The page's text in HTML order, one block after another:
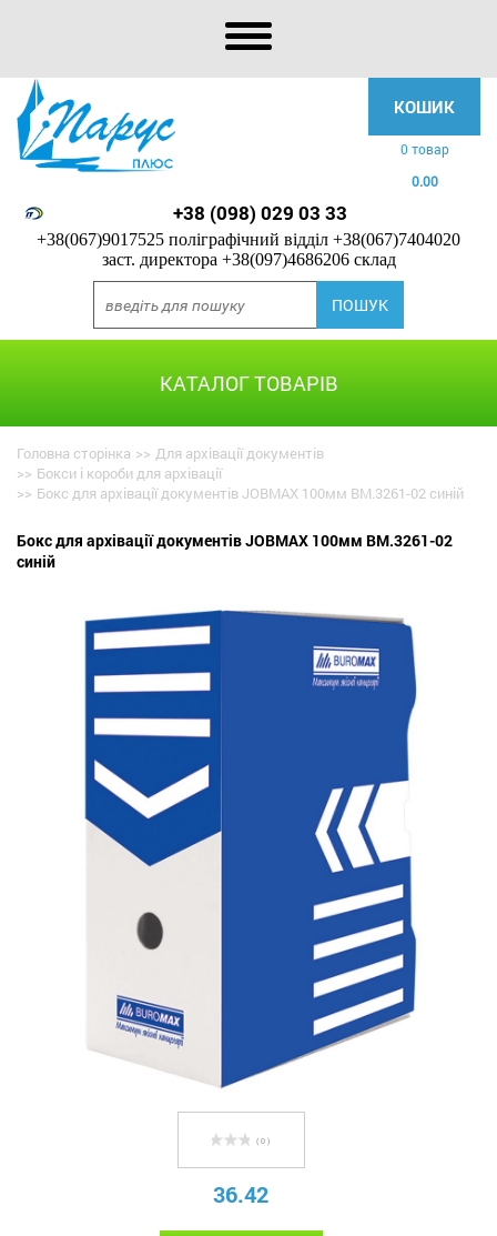
КОШИК
0 товар
0.00
+38 (098) 029 03 33
+38(067)9017525 поліграфічний відділ +38(067)7404020
заст. директора +38(097)4686206 склад
КАТАЛОГ ТОВАРІВ
Головна сторінка >> Для архівації документів
>> Бокси і короби для архівації
>> Бокс для архівації документів JOBMAX 100мм BM.3261-02 синій
Бокс для архівації документів JOBMAX 100мм BM.3261-02
синій
( 0 )
36.42